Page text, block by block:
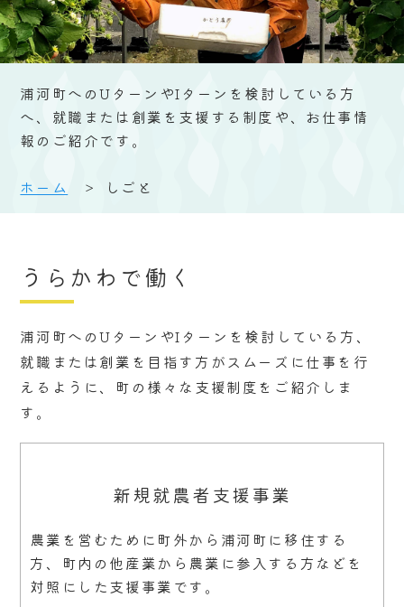
浦河町へのUターンやIターンを検討している方
へ、就職または創業を支援する制度や、お仕事情
報のご紹介です。
ホーム しごと
うらかわで働く
浦河町へのUターンやIターンを検討している方、
就職または創業を目指す方がスムーズに仕事を行
えるように、町の様々な支援制度をご紹介しま
す。
新規就農者支援事業
農業を営むために町外から浦河町に移住する
方、町内の他産業から農業に参入する方などを
対照にした支援事業です。